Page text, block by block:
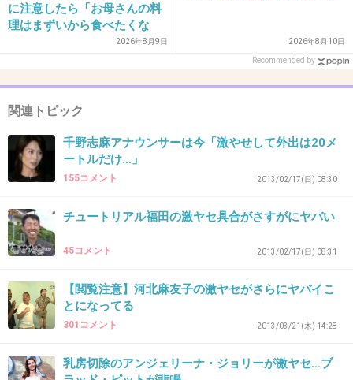
あたしん家の近所で、
死亡事故があった。
被害者は、同級生のおじさん。
加害者は、亡くなった人の
30. 匿名2013/06/13(木) 12:28:33
に注意したら「お母さんの料
理はまずいから食べたくな
い」と…「まずいなら食べな
す」と言った話が議論に
2026年8月9日 2026年8月10日
Recommended by
関連トピック
千野志麻アナウンサーは今「激やせして外出は20メ
ートルだけ…」
155コメント 2013/02/17(日) 08:30
チュートリアル福田の激ヤセ具合がさすがにヤバい
45コメント 2013/02/17(日) 08:31
【閲覧注意】河北麻友子の激ヤセがさらにヤバイこ
とになってる
301コメント 2013/03/21(木) 14:28
乳房切除のアンジェリーナ・ジョリーが激ヤセ…ブ